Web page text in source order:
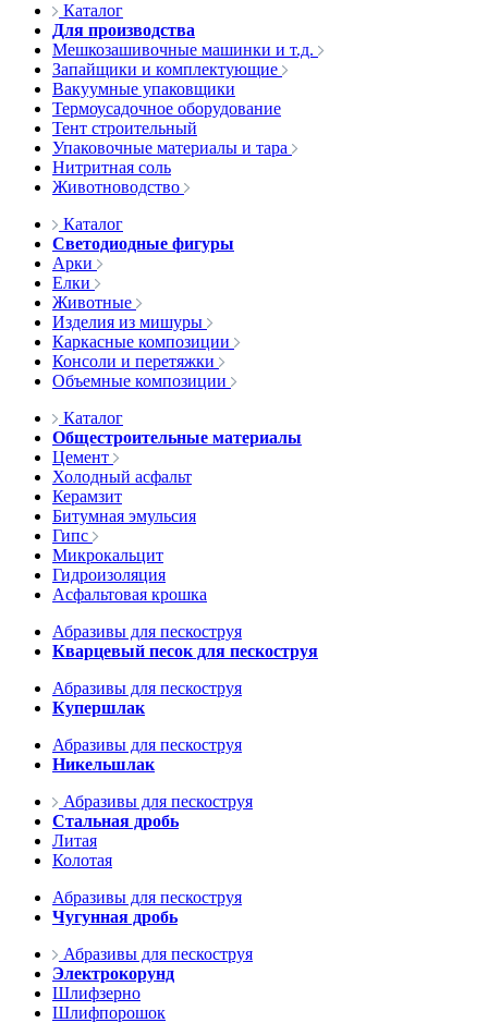
Каталог
Для производства
Мешкозашивочные машинки и т.д.
Запайщики и комплектующие
Вакуумные упаковщики
Термоусадочное оборудование
Тент строительный
Упаковочные материалы и тара
Нитритная соль
Животноводство
Каталог
Светодиодные фигуры
Арки
Елки
Животные
Изделия из мишуры
Каркасные композиции
Консоли и перетяжки
Объемные композиции
Каталог
Общестроительные материалы
Цемент
Холодный асфальт
Керамзит
Битумная эмульсия
Гипс
Микрокальцит
Гидроизоляция
Асфальтовая крошка
Абразивы для пескоструя
Кварцевый песок для пескоструя
Абразивы для пескоструя
Купершлак
Абразивы для пескоструя
Никельшлак
Абразивы для пескоструя
Стальная дробь
Литая
Колотая
Абразивы для пескоструя
Чугунная дробь
Абразивы для пескоструя
Электрокорунд
Шлифзерно
Шлифпорошок